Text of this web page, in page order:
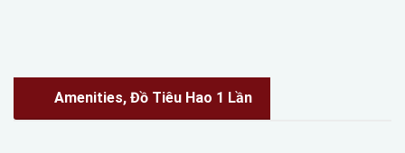
Amenities, Đồ Tiêu Hao 1 Lần